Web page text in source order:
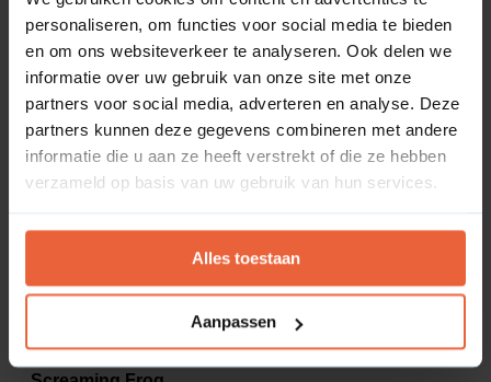
personaliseren, om functies voor social media te bieden
en om ons websiteverkeer te analyseren. Ook delen we
informatie over uw gebruik van onze site met onze
partners voor social media, adverteren en analyse. Deze
partners kunnen deze gegevens combineren met andere
informatie die u aan ze heeft verstrekt of die ze hebben
verzameld op basis van uw gebruik van hun services.
Alles toestaan
Aanpassen
Ahrefs
No block ID is set
Channable